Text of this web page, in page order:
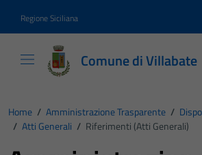
Regione Siciliana
Comune di Villabate
Home / Amministrazione Trasparente /
/ Atti Generali / Riferimenti (Atti Generali)